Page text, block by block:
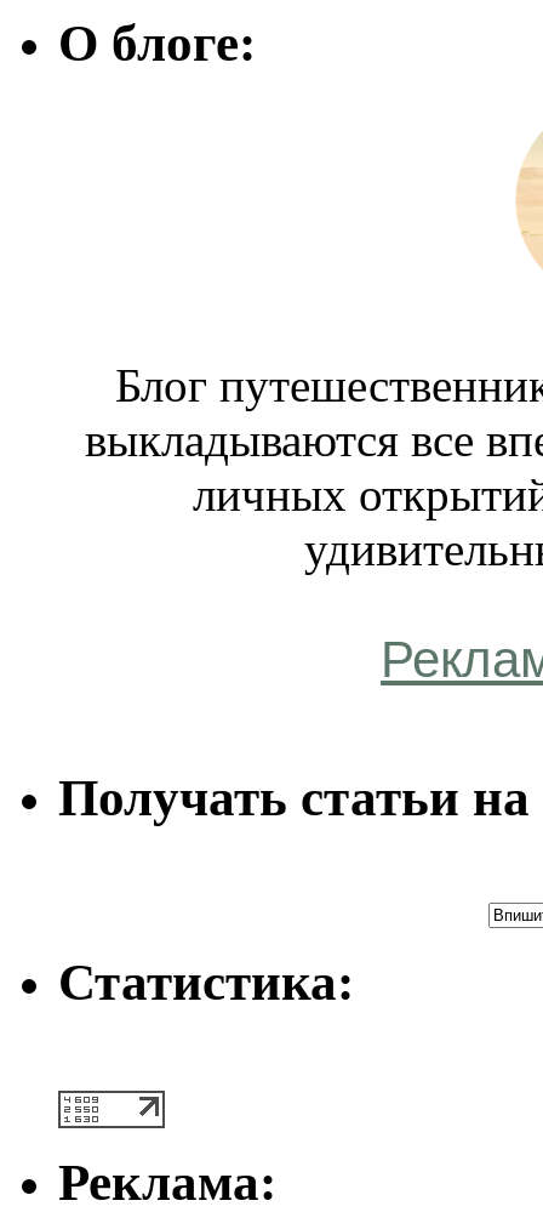
О блоге:
Блог
выкладываются все
личных
Получать статьи
Статистика:
Реклама: